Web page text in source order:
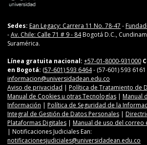
Sedes: Ean Legacy: Carrera 11 No. 78-47 -
-Av. Chile: Calle 71 # 9 - 84Bogotá D.C.,
Suramérica.
Línea gratuita nacional: +57-01-8000-931000
en Bogotá: (57-601) 593 6464- (57-601) 593 6161
informacion@universidadean.edu.co
Aviso de privacidad | Política de Tratamiento de
Manual de Cookies u otras Tecnologías | Manual
Información | Política de Seguridad de la
Integral de Gestión de Datos Personales |
Plataformas Digitales | Manual de uso del correo
| Notificaciones Judiciales Ean:
notificacionesjudiciales@universidadean.edu.co